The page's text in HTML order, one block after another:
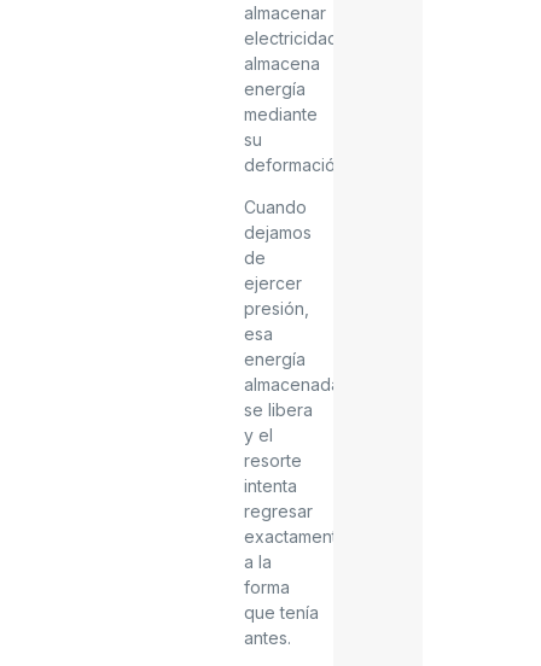
almacenar
electricidad,
almacena
energía
mediante
su
deformación.
Cuando
dejamos
de
ejercer
presión,
esa
energía
almacenada
se libera
y el
resorte
intenta
regresar
exactamente
a la
forma
que tenía
antes.